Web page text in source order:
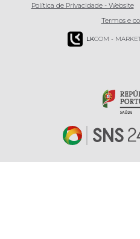
Política de Privacidade - Website
Termos e
LKCOM -